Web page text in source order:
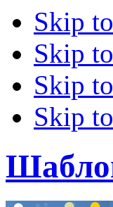
Skip
Skip
Skip
Skip